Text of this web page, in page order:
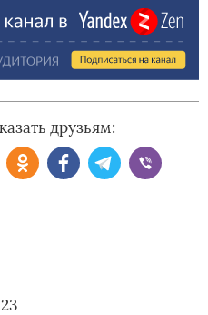
друзьям: